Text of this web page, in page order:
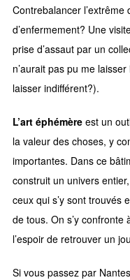
Contrebalancer
d’enfermement? Une
prise d’assaut par un
n’aurait pas pu me
laisser indifférent?).
L’art éphémèreest un
la valeur des choses, y
importantes. Dans ce
construit un univers
ceux qui s’y sont trouvés
de tous. On s’y
l’espoir de retrouver un
Si vous passez par